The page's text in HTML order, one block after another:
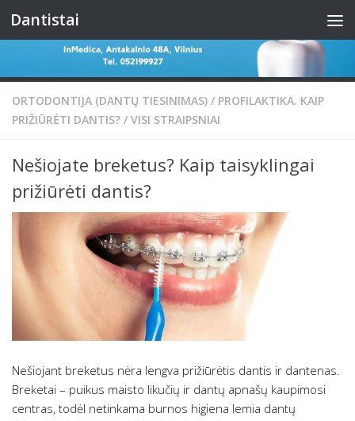
Skip to content
Dantistai
ORTODONTIJA (DANTŲ TIESINIMAS) / PROFILAKTIKA. KAIP
PRIŽIŪRĖTI DANTIS? / VISI STRAIPSNIAI
Nešiojate breketus? Kaip taisyklingai
prižiūrėti dantis?
Nešiojant breketus nėra lengva prižiūrėtis dantis ir dantenas.
Breketai – puikus maisto likučių ir dantų apnašų kaupimosi
centras, todėl netinkama burnos higiena lemia dantų